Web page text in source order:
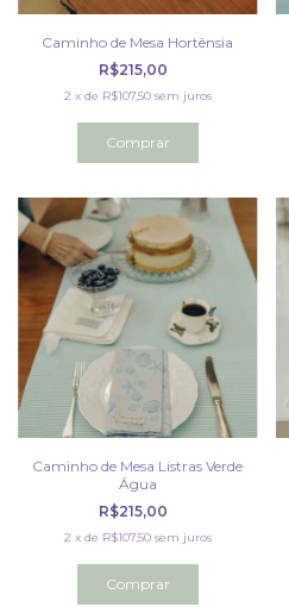
Caminho de Mesa Hortênsia
R$215,00
2 x de R$107,50 sem juros
Caminho de Mesa Listras Verde
Água
R$215,00
2 x de R$107,50 sem juros